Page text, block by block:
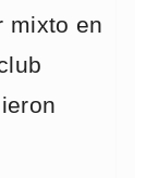
mixto en